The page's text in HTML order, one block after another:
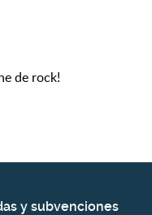
de rock!
y subvenciones